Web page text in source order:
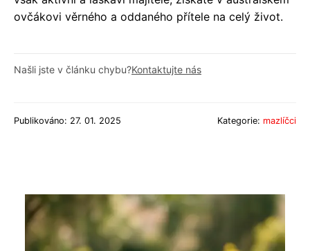
ovčákovi věrného a oddaného přítele na celý život.
Našli jste v článku chybu?Kontaktujte nás
Publikováno: 27. 01. 2025 Kategorie: mazlíčci